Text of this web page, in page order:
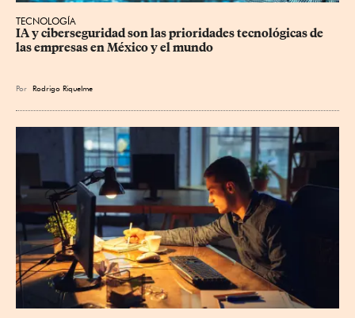
TECNOLOGÍA
IA y ciberseguridad son las prioridades tecnológicas de
las empresas en México y el mundo
Por Rodrigo Riquelme